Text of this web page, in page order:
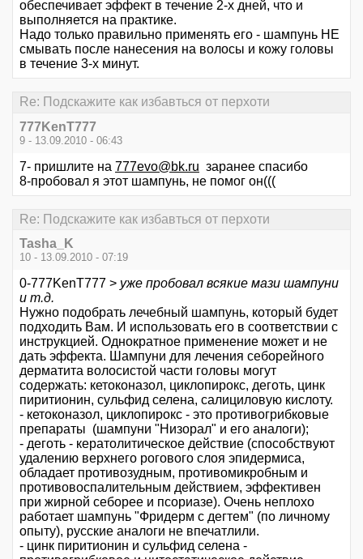
обеспечивает эффект в течение 2-х дней, что и
выполняется на практике.
Надо только правильно применять его - шампунь НЕ
смывать после нанесения на волосы и кожу головы
в течение 3-х минут.
Re: Подскажите как избавться от перхоти
777KenT777
9 - 13.09.2010 - 06:43
7- пришлите на 777evo@bk.ru заранее спасибо
8-пробовал я этот шампунь, не помог он(((
Re: Подскажите как избавться от перхоти
Tasha_K
10 - 13.09.2010 - 07:19
0-777KenT777 > уже пробовал всякие мази шампуни
и т.д.
Нужно подобрать лечебный шампунь, который будет
подходить Вам. И использовать его в соответствии с
инструкцией. Однократное применение может и не
дать эффекта. Шампуни для лечения себорейного
дерматита волосистой части головы могут
содержать: кетоконазол, циклопирокс, деготь, цинк
пиритионин, сульфид селена, салициловую кислоту.
- кетоконазол, циклопирокс - это противогрибковые
препараты (шампуни "Низорал" и его аналоги);
- деготь - кератолитическое действие (способствуют
удалению верхнего рогового слоя эпидермиса,
обладает противозудным, противомикробным и
противовоспалительным действием, эффективен
при жирной себорее и псориазе). Очень неплохо
работает шампунь "Фридерм с дегтем" (по личному
опыту), русские аналоги не впечатлили.
- цинк пиритионин и сульфид селена -